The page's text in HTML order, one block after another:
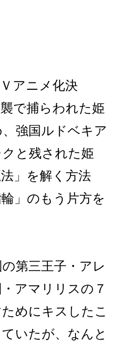
アニメ化決
で捕らわれた姫
強国ルドベキア
と残された姫
」を解く方法
」のもう片方を
第三王子・アレ
アマリリスの７
めにキスしたこ
いたが、なんと